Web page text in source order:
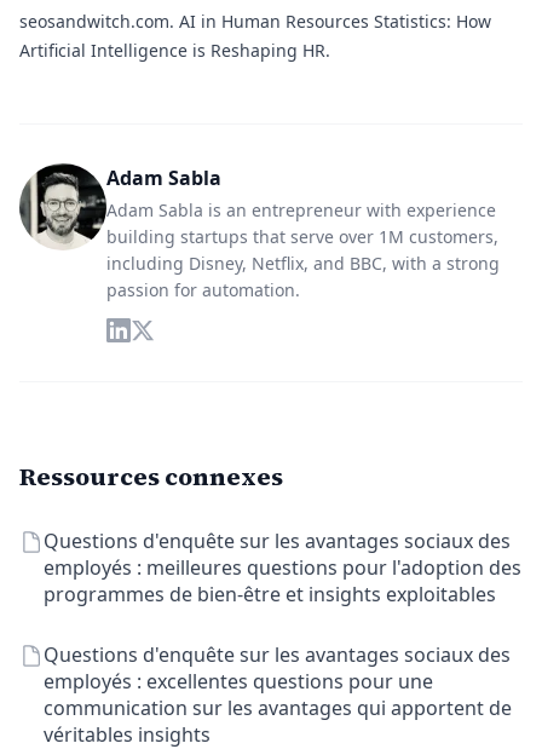
seosandwitch.com. AI in Human Resources Statistics: How
Artificial Intelligence is Reshaping HR.
Adam Sabla
Adam Sabla is an entrepreneur with experience
building startups that serve over 1M customers,
including Disney, Netflix, and BBC, with a strong
passion for automation.
Ressources connexes
Questions d'enquête sur les avantages sociaux des
employés : meilleures questions pour l'adoption des
programmes de bien-être et insights exploitables
Questions d'enquête sur les avantages sociaux des
employés : excellentes questions pour une
communication sur les avantages qui apportent de
véritables insights